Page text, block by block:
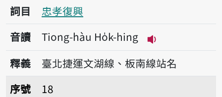
詞目
忠孝復興
音讀
Tiong-hàu Ho̍k-hing
播放音讀
釋義
臺北捷運文湖線、板南線站名
序號18家和萬事興，家亂萬世窮。
序號
18